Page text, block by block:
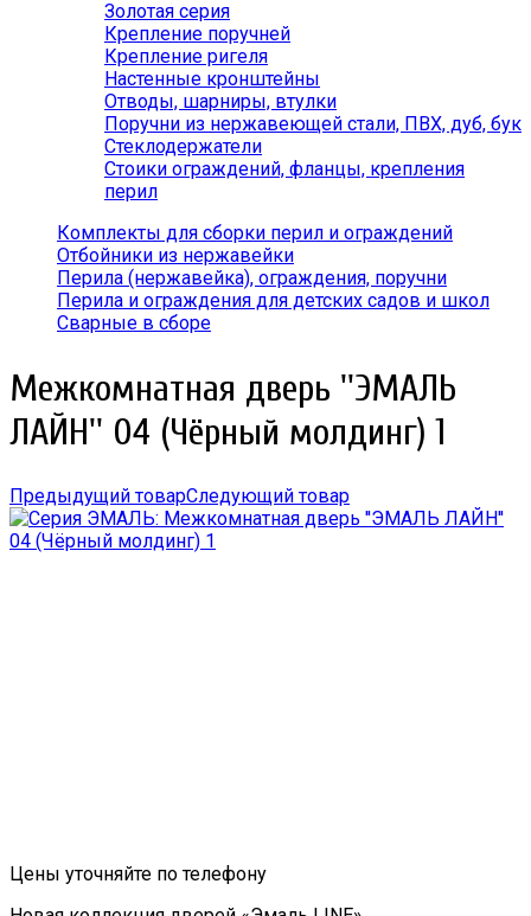
Золотая серия
Крепление поручней
Крепление ригеля
Настенные кронштейны
Отводы, шарниры, втулки
Поручни из нержавеющей стали, ПВХ, дуб, бук
Стеклодержатели
Стоики ограждений, фланцы, крепления
перил
Комплекты для сборки перил и ограждений
Отбойники из нержавейки
Перила (нержавейка), ограждения, поручни
Перила и ограждения для детских садов и школ
Сварные в сборе
Межкомнатная дверь ''ЭМАЛЬ
ЛАЙН'' 04 (Чёрный молдинг) 1
Предыдущий товарСледующий товар
Цены уточняйте по телефону